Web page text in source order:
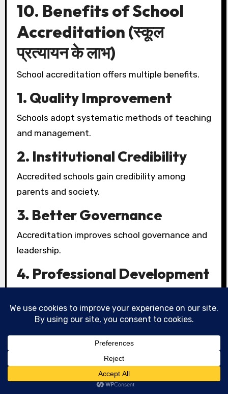
10. Benefits of School
Accreditation (स्कूल
प्रत्यायन के लाभ)
School accreditation offers multiple benefits.
1. Quality Improvement
Schools adopt systematic methods of teaching
and management.
2. Institutional Credibility
Accredited schools gain credibility among
parents and society.
3. Better Governance
Accreditation improves school governance and
leadership.
4. Professional Development
development opportunities.
5. Holistic Student
Development
It ensures balanced development of students.